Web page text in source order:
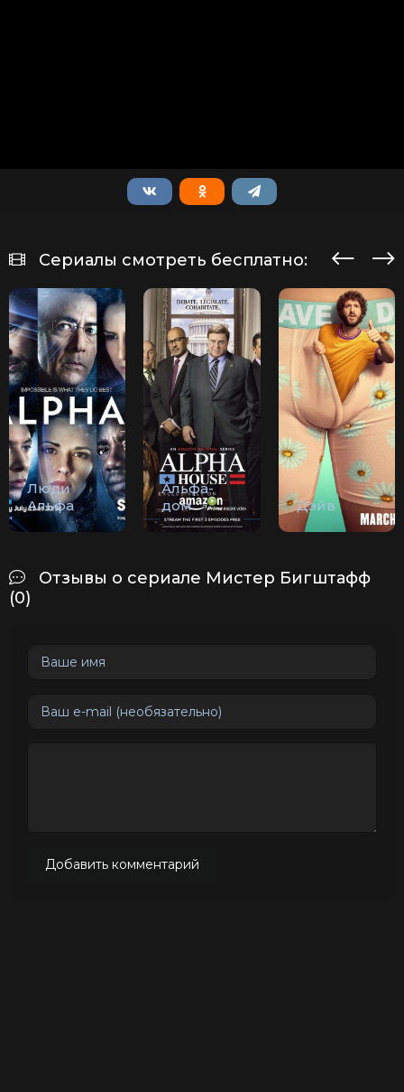
Сериалы смотреть бесплатно:
Люди
Альфа
Альфа-
дом
Дэйв
Отзывы о сериале Мистер Бигштафф
(0)
Добавить комментарий